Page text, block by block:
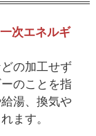
一次エネルギ
の加工せず
のことを指
湯、換気や
ます。